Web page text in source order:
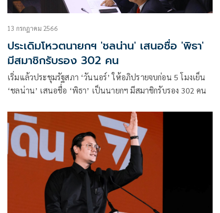
13 กรกฎาคม 2566
ประเดิมโหวตนายกฯ 'ชลน่าน' เสนอชื่อ 'พิธา'
มีสมาชิกรับรอง 302 คน
เริ่มแล้วประชุมรัฐสภา ‘วันนอร์’ ให้อภิปรายจบก่อน 5 โมงเย็น
‘ชลน่าน’ เสนอชื่อ ‘พิธา’ เป็นนายกฯ มีสมาชิกรับรอง 302 คน